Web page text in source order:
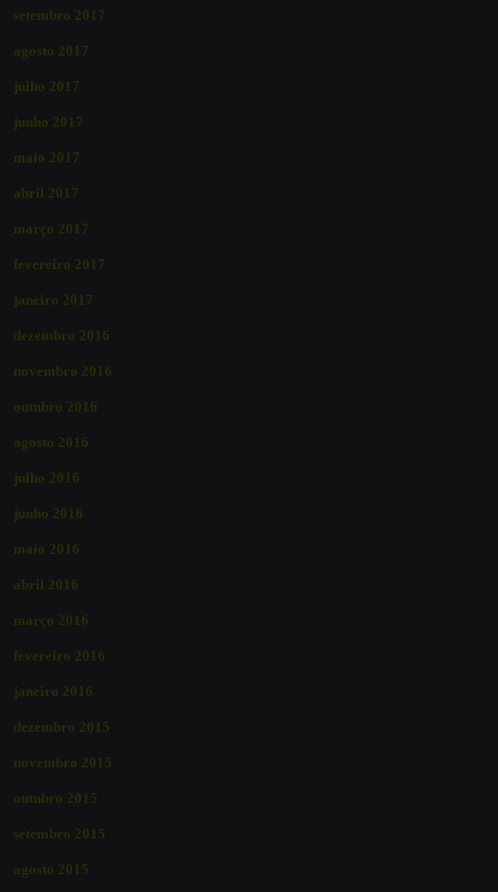
setembro 2017
agosto 2017
julho 2017
junho 2017
maio 2017
abril 2017
março 2017
fevereiro 2017
janeiro 2017
dezembro 2016
novembro 2016
outubro 2016
agosto 2016
julho 2016
junho 2016
maio 2016
abril 2016
março 2016
fevereiro 2016
janeiro 2016
dezembro 2015
novembro 2015
outubro 2015
setembro 2015
agosto 2015